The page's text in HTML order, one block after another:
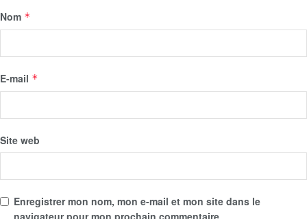
Nom *
E-mail *
Site web
Enregistrer mon nom, mon e-mail et mon site dans le